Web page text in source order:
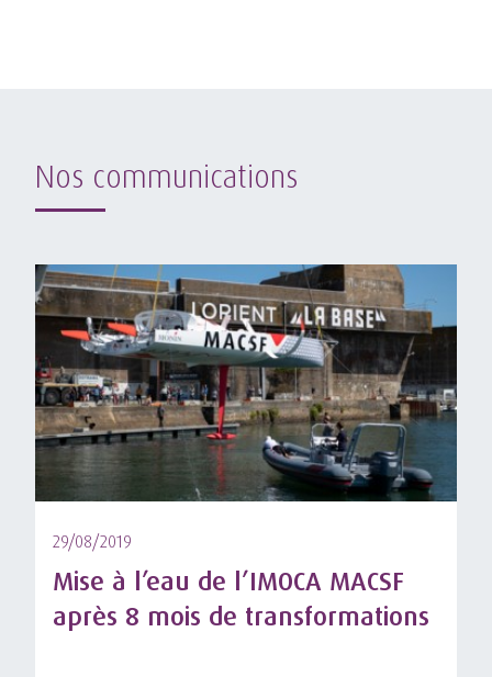
Nos communications
29/08/2019
Mise à l’eau de l’IMOCA MACSF
après 8 mois de transformations